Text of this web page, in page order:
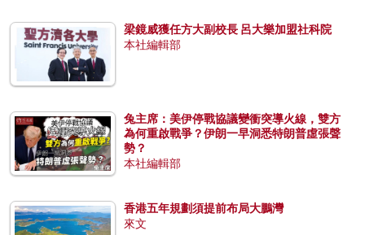
梁鏡威獲任方大副校長 呂大樂加盟社科院
本社編輯部
兔主席：美伊停戰協議變衝突導火線，雙方
為何重啟戰爭？伊朗一早洞悉特朗普虛張聲
勢？
本社編輯部
香港五年規劃須提前布局大鵬灣
來文